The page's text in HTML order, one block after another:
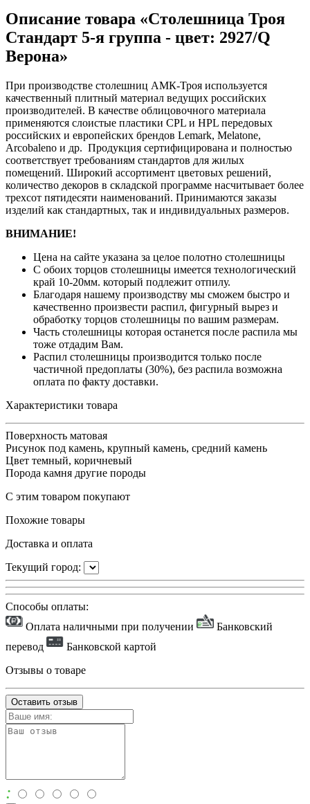
Описание товара «Столешница Троя
Стандарт 5-я группа - цвет: 2927/Q
Верона»
При производстве столешниц АМК-Троя используется
качественный плитный материал ведущих российских
производителей. В качестве облицовочного материала
применяются слоистые пластики CPL и HPL передовых
российских и европейских брендов Lemark, Melatone,
Arcobaleno и др. Продукция сертифицирована и полностью
соответствует требованиям стандартов для жилых
помещений. Широкий ассортимент цветовых решений,
количество декоров в складской программе насчитывает более
трехсот пятидесяти наименований. Принимаются заказы
изделий как стандартных, так и индивидуальных размеров.
ВНИМАНИЕ!
Цена на сайте указана за целое полотно столешницы
С обоих торцов столешницы имеется технологический
край 10-20мм. который подлежит отпилу.
Благодаря нашему производству мы сможем быстро и
качественно произвести распил, фигурный вырез и
обработку торцов столешницы по вашим размерам.
Часть столешницы которая останется после распила мы
тоже отдадим Вам.
Распил столешницы производится только после
частичной предоплаты (30%), без распила возможна
оплата по факту доставки.
Характеристики товара
Поверхность матовая
Рисунок под камень, крупный камень, средний камень
Цвет темный, коричневый
Порода камня другие породы
С этим товаром покупают
Похожие товары
Доставка и оплата
Текущий город:
Способы оплаты:
Оплата наличными при получении
Банковский
перевод
Банковской картой
Отзывы о товаре
Оставить отзыв
: